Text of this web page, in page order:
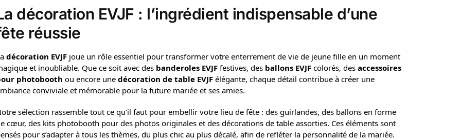
décoration EVJF : l’ingrédient indispensable d’une
réussie
décoration EVJFjoue un rôle essentiel pour transformer votre enterrement de vie de jeune fille en un moment
et inoubliable. Que ce soit avec des banderoles EVJFfestives, des ballons EVJFcolorés, des accessoires
photobooth ou encore une décoration de table EVJFélégante, chaque détail contribue à créer une
conviviale et mémorable pour la future mariée et ses amies.
sélection rassemble tout ce qu’il faut pour embellir votre lieu de fête : des guirlandes, des ballons en forme
cœur, des kits photobooth pour des photos originales et des décorations de table assorties. Ces éléments sont
pour s’adapter à tous les thèmes, du plus chic au plus décalé, afin de refléter la personnalité de la mariée.